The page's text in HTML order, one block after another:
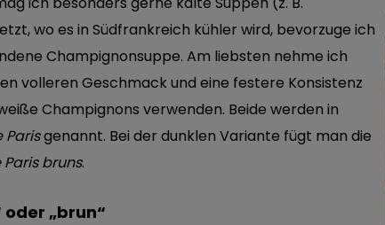
wo es in Südfrankreich kühler wird, bevorzuge ich
Champignonsuppe. Am liebsten nehme ich
volleren Geschmack und eine festere Konsistenz
Champignons verwenden. Beide werden in
Parisgenannt. Bei der dunklen Variante fügt man die
bruns.
„brun“